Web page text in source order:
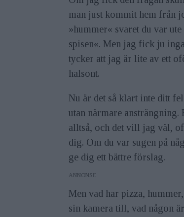
man just kommit hem från
»hummer« svaret du var
spisen«. Men jag fick ju
tycker att jag är lite av ett
halsont.
Nu är det så klart inte ditt
utan närmare
alltså, och det vill jag väl,
dig. Om du var sugen på
ge dig ett bättre förslag.
ANNONS
Men vad har pizza,
sin kamera till, vad någon